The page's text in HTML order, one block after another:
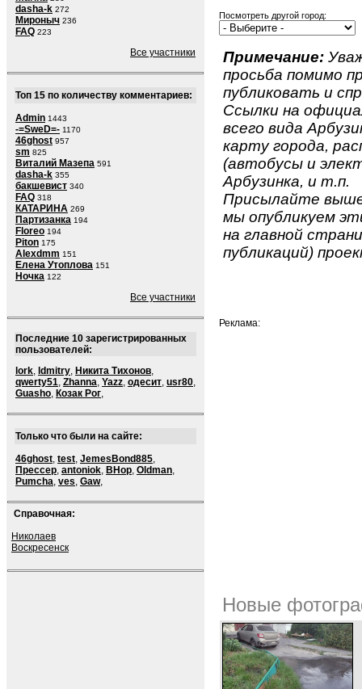
dasha-k 272
Мироныч 236
FAQ 223
Все участники
Топ 15 по количеству комментариев:
Admin 1443
-=SweD=- 1170
46ghost 957
sm 825
Виталий Мазепа 591
dasha-k 355
бакшевист 340
FAQ 318
КАТАРИНА 269
Партизанка 194
Floreo 194
Piton 175
Alexdmm 151
Елена Утоплова 151
Ночка 122
Все участники
Последние 10 зарегистрированных
пользователей:
lork, ldmitry, Никита Тихонов,
qwerty51, Zhanna, Yazz, одесит, usr80,
Guasho, Козак Рог,
Только что были на сайте:
46ghost, test, JemesBond885,
Прессер, antoniok, BHop, Oldman,
Pumcha, ves, Gaw,
Справочная:
Николаев
Воскресенск
Посмотреть другой город:
Примечание:
просьба помимо
публиковать и
Ссылки на
всего вида
карту города,
(автобусы и
Арбузинка, и т.п.
Присылайте
мы опубликуем
на главной
публикаций)
Реклама:
Новые